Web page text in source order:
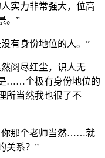
实力非常强大，位高
。”
有身份地位的人。”
阅尽红尘，识人无
……个极有身份地位的
所当然我也很了不
你那个老师当然……就
关系？”